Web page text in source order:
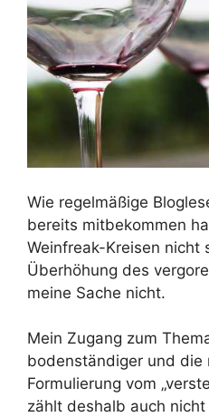
Wie regelmäßige
bereits mitbekommen
Weinfreak-Kreisen nicht
Überhöhung des
meine Sache nicht.
Mein Zugang zum
bodenständiger und die
Formulierung vom
zählt deshalb auch nicht